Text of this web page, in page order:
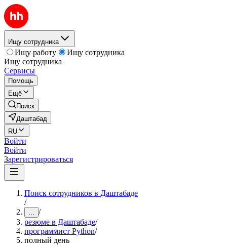
Ищу сотрудника
Ищу работу
Ищу сотрудника
Ищу сотрудника
Сервисы
Помощь
Ещё
Поиск
Даштабад
RU
Войти
Войти
Зарегистрироваться
Поиск сотрудников в Даштабаде
/
... /
резюме в Даштабаде/
программист Python/
полный день